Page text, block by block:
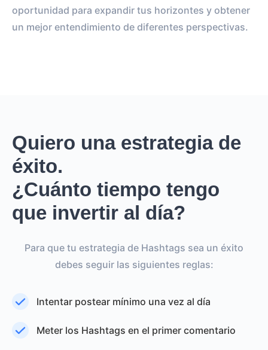
oportunidad para expandir tus horizontes y obtener
un mejor entendimiento de diferentes perspectivas.
Quiero una estrategia de
éxito.
¿Cuánto tiempo tengo
que invertir al día?
Para que tu estrategia de Hashtags sea un éxito
debes seguir las siguientes reglas:
Intentar postear mínimo una vez al día
Meter los Hashtags en el primer comentario